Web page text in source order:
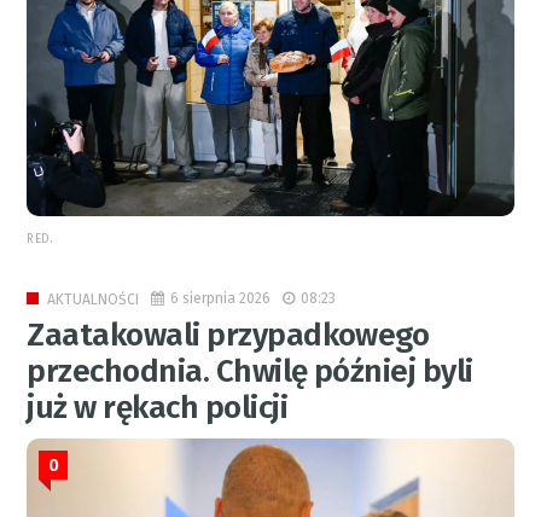
RED.
AKTUALNOŚCI 6 sierpnia 2026 08:23
Zaatakowali przypadkowego
przechodnia. Chwilę później byli
już w rękach policji
0